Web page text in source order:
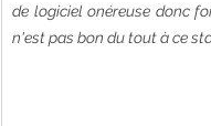
de logiciel onéreuse donc
n'est pas bon du tout à ce